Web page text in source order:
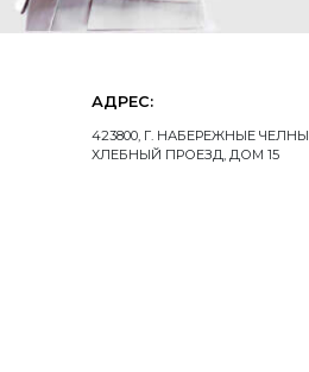
АДРЕС:
423800, Г. НАБЕРЕЖНЫЕ ЧЕЛНЫ
ХЛЕБНЫЙ ПРОЕЗД, ДОМ 15